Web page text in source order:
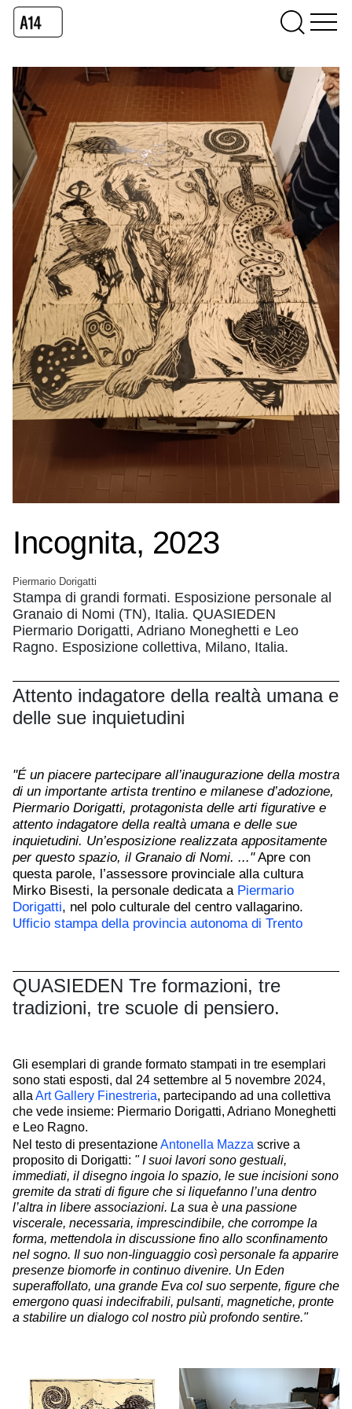
Incognita, 2023
Piermario Dorigatti
Stampa di grandi formati. Esposizione personale al
Granaio di Nomi (TN), Italia. QUASIEDEN
Piermario Dorigatti, Adriano Moneghetti e Leo
Ragno. Esposizione collettiva, Milano, Italia.
Attento indagatore della realtà umana e
delle sue inquietudini
"É un piacere partecipare all’inaugurazione della mostra
di un importante artista trentino e milanese d’adozione,
Piermario Dorigatti, protagonista delle arti figurative e
attento indagatore della realtà umana e delle sue
inquietudini. Un’esposizione realizzata appositamente
per questo spazio, il Granaio di Nomi. ..."Apre con
questa parole, l’assessore provinciale alla cultura
Mirko Bisesti, la personale dedicata a Piermario
Dorigatti, nel polo culturale del centro vallagarino.
Ufficio stampa della provincia autonoma di Trento
QUASIEDEN Tre formazioni, tre
tradizioni, tre scuole di pensiero.
Gli esemplari di grande formato stampati in tre esemplari
sono stati esposti, dal 24 settembre al 5 novembre 2024,
alla Art Gallery Finestreria, partecipando ad una collettiva
che vede insieme: Piermario Dorigatti, Adriano Moneghetti
e Leo Ragno.
Nel testo di presentazioneAntonella Mazza scrive a
proposito di Dorigatti: " I suoi lavori sono gestuali,
immediati, il disegno ingoia lo spazio, le sue incisioni sono
gremite da strati di figure che si liquefanno l’una dentro
l’altra in libere associazioni. La sua è una passione
viscerale, necessaria, imprescindibile, che corrompe la
forma, mettendola in discussione fino allo sconfinamento
nel sogno. Il suo non-linguaggio così personale fa apparire
presenze biomorfe in continuo divenire. Un Eden
superaffollato, una grande Eva col suo serpente, figure che
emergono quasi indecifrabili, pulsanti, magnetiche, pronte
a stabilire un dialogo col nostro più profondo sentire."